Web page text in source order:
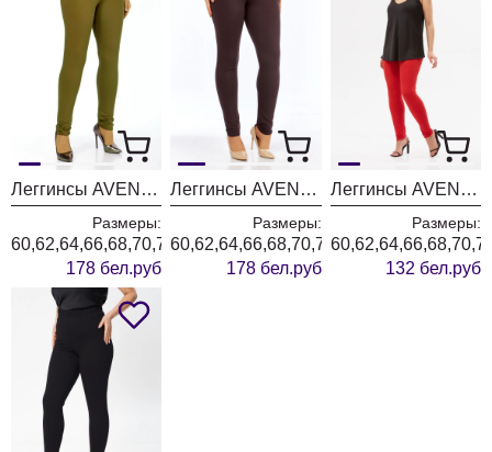
Леггинсы AVENUE 0206-2
Размеры:
60,62,64,66,68,70,72
178 бел.руб
Леггинсы AVENUE 0206-1 коричневый
Размеры:
60,62,64,66,68,70,72
178 бел.руб
Леггинсы AVENUE 0207
Размеры:
132 бел.руб